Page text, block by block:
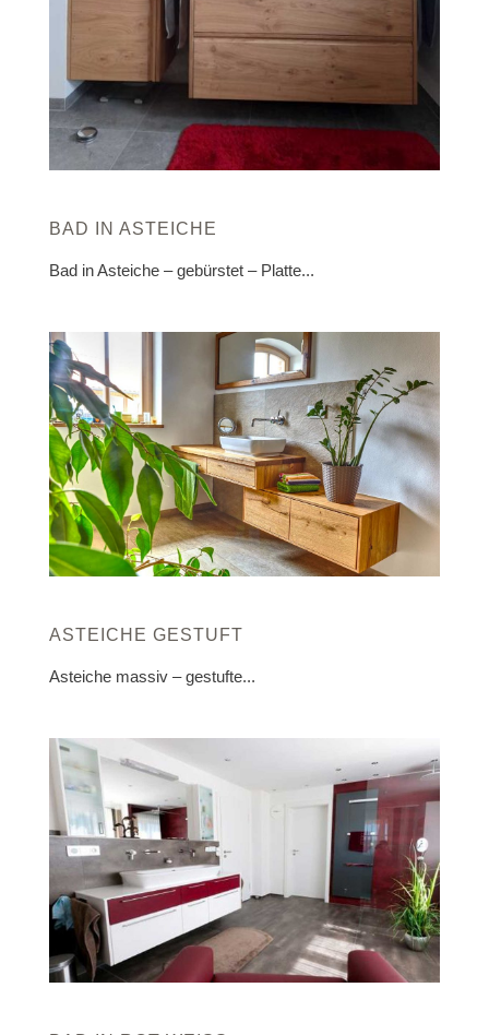
BAD IN ASTEICHE
Bad in Asteiche – gebürstet – Platte...
ASTEICHE GESTUFT
Asteiche massiv – gestufte...